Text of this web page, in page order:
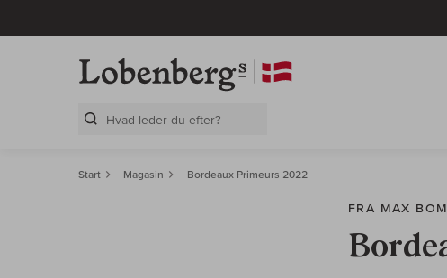
Start Magasin Bordeaux Primeurs 2022
FRA MAX